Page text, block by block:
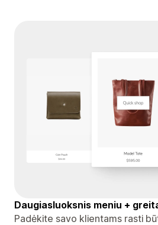
Daugiasluoksnis meniu +
Padėkite savo klientams rasti